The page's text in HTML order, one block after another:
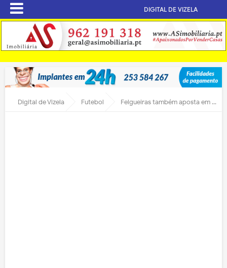
DIGITAL DE VIZELA
Digital de Vizela Futebol Felgueiras também aposta em jogadores chineses